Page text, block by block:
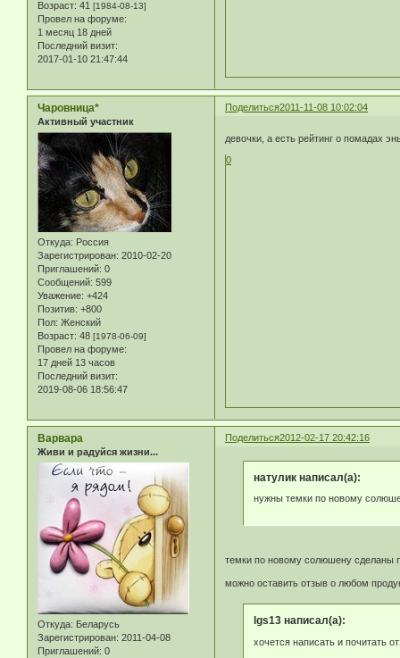
Возраст: 41 [1984-08-13]
Провел на форуме:
1 месяц 18 дней
Последний визит:
2017-01-10 21:47:44
Поделиться2011-11-08 10:02:04
Чаровница*
Активный участник
Откуда: Россия
Зарегистрирован: 2010-02-20
Приглашений: 0
Сообщений: 599
Уважение: +424
Позитив: +800
Пол: Женский
Возраст: 48 [1978-06-09]
Провел на форуме:
17 дней 13 часов
Последний визит:
2019-08-06 18:56:47
девочки, а есть рейтинг о помадах
0
Поделиться2012-02-17 20:42:16
Варвара
Живи и радуйся жизни...
Откуда: Беларусь
Зарегистрирован: 2011-04-08
Приглашений: 0
натулик написал(а):
нужны темки по новому
темки по новому солюшену сделаны
можно оставить отзыв о любом
lgs13 написал(а):
хочется написать и почитать